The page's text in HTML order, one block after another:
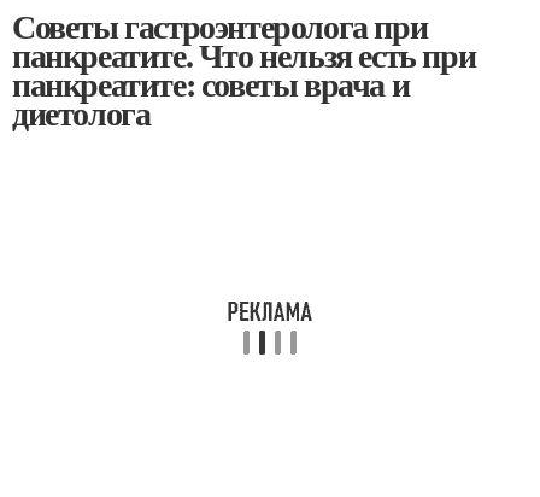
Советы гастроэнтеролога при
панкреатите. Что нельзя есть при
панкреатите: советы врача и
диетолога